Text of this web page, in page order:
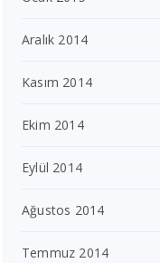
Aralık 2014
Kasım 2014
Ekim 2014
Eylül 2014
Ağustos 2014
Temmuz 2014